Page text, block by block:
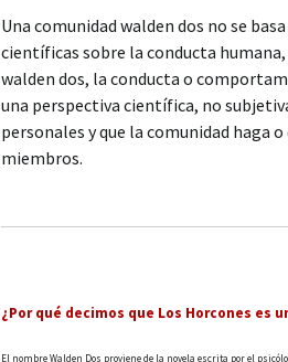
Una comunidad walden dos no se
científicas sobre la conducta
walden dos, la conducta o
una perspectiva científica, no
personales y que la comunidad haga
miembros.
¿Por qué decimos que Los Horcones es
El nombre Walden Dos proviene de la novela escrita por el